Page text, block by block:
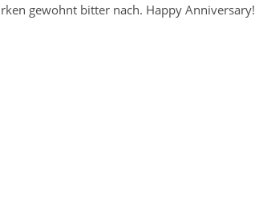
gewohnt bitter nach. Happy Anniversary!